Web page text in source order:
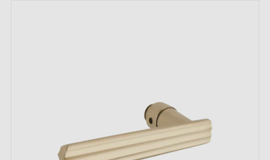
Poignée de porte lourde et pleine
Double ressort métallique pour la stabilité
Garantie constructeur de 24 mois